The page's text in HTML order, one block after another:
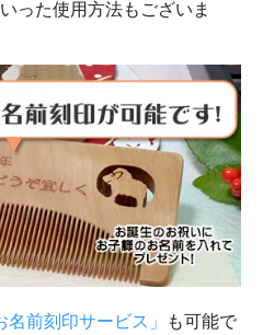
った使用方法もございま
名前刻印サービス」
も可能で